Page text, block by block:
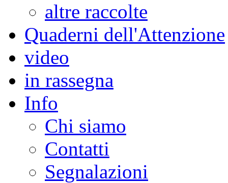
altre raccolte
Quaderni dell'Attenzione
video
in rassegna
Info
Chi siamo
Contatti
Segnalazioni